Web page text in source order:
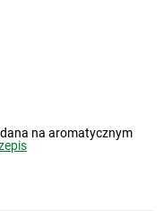
na aromatycznym